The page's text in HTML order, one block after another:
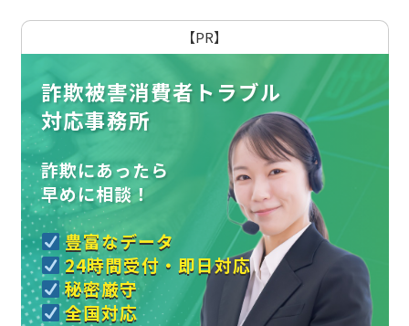
【PR】
詐欺被害消費者トラブル
対応事務所
詐欺にあったら
早めに相談！
豊富なデータ
24時間受付・即日対応
秘密厳守
全国対応